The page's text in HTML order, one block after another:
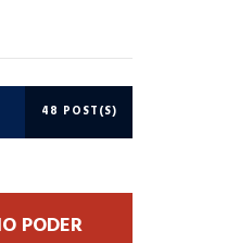
48 POST(S)
PODER